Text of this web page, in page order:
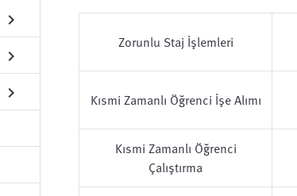
chevron_right
chevron_right
chevron_right
Zorunlu Staj İşlemleri
Kısmi Zamanlı Öğrenci İşe Alımı
Kısmi Zamanlı Öğrenci
Çalıştırma